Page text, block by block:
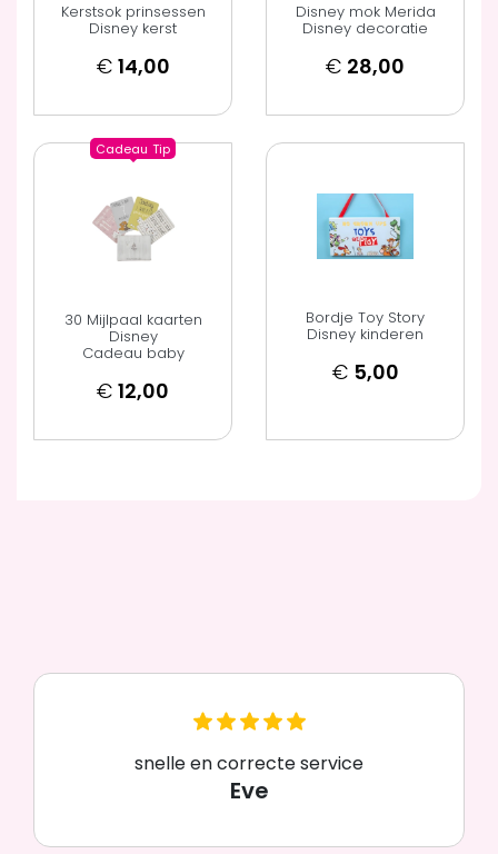
Kerstsok prinsessen
Disney kerst
€ 14,00
Disney mok Merida
Disney decoratie
€ 28,00
Cadeau Tip
30 Mijlpaal kaarten
Disney
Cadeau baby
€ 12,00
Bordje Toy Story
Disney kinderen
€ 5,00
snelle en correcte service
Eve